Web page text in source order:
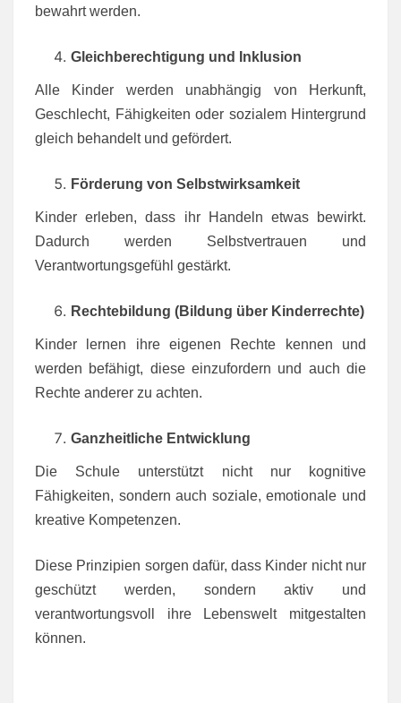
bewahrt werden.
Gleichberechtigung und Inklusion
Alle Kinder werden unabhängig von Herkunft,
Geschlecht, Fähigkeiten oder sozialem Hintergrund
gleich behandelt und gefördert.
Förderung von Selbstwirksamkeit
Kinder erleben, dass ihr Handeln etwas bewirkt.
Dadurch werden Selbstvertrauen und
Verantwortungsgefühl gestärkt.
Rechtebildung (Bildung über Kinderrechte)
Kinder lernen ihre eigenen Rechte kennen und
werden befähigt, diese einzufordern und auch die
Rechte anderer zu achten.
Ganzheitliche Entwicklung
Die Schule unterstützt nicht nur kognitive
Fähigkeiten, sondern auch soziale, emotionale und
kreative Kompetenzen.
Diese Prinzipien sorgen dafür, dass Kinder nicht nur
geschützt werden, sondern aktiv und
verantwortungsvoll ihre Lebenswelt mitgestalten
können.